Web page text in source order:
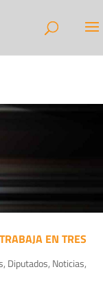
EN TRES
, Diputados, Noticias,